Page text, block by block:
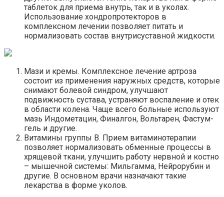
таблеток для приема внутрь, так и в уколах.
Использование хондропротекторов в
комплексном лечении позволяет питать и
нормализовать состав внутрисуставной жидкости.
Мази и кремы. Комплексное лечение артроза
состоит из применения наружных средств, которые
снимают болевой синдром, улучшают
подвижность сустава, устраняют воспаление и отек
в области колена. Чаще всего больные используют
мазь Индометацин, Финалгон, Вольтарен, Фастум-
гель и другие.
Витамины группы B. Прием витаминотерапии
позволяет нормализовать обменные процессы в
хрящевой ткани, улучшить работу нервной и костно
– мышечной системы: Мильгамма, Нейрорубин и
другие. В основном врачи назначают такие
лекарства в форме уколов.